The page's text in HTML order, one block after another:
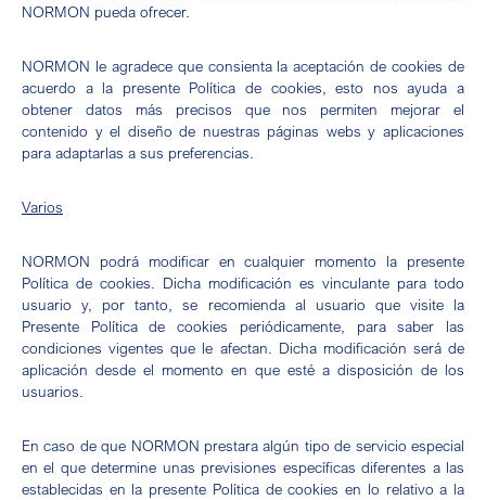
NORMON pueda ofrecer.
NORMON le agradece que consienta la aceptación de cookies de
acuerdo a la presente Política de cookies, esto nos ayuda a
obtener datos más precisos que nos permiten mejorar el
contenido y el diseño de nuestras páginas webs y aplicaciones
para adaptarlas a sus preferencias.
Varios
NORMON podrá modificar en cualquier momento la presente
Política de cookies. Dicha modificación es vinculante para todo
usuario y, por tanto, se recomienda al usuario que visite la
Presente Política de cookies periódicamente, para saber las
condiciones vigentes que le afectan. Dicha modificación será de
aplicación desde el momento en que esté a disposición de los
usuarios.
En caso de que NORMON prestara algún tipo de servicio especial
en el que determine unas previsiones específicas diferentes a las
establecidas en la presente Política de cookies en lo relativo a la